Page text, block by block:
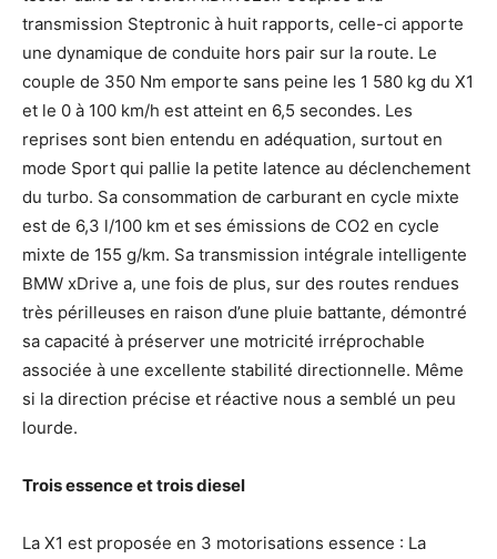
transmission Steptronic à huit rapports, celle-ci apporte
une dynamique de conduite hors pair sur la route. Le
couple de 350 Nm emporte sans peine les 1 580 kg du X1
et le 0 à 100 km/h est atteint en 6,5 secondes. Les
reprises sont bien entendu en adéquation, surtout en
mode Sport qui pallie la petite latence au déclenchement
du turbo. Sa consommation de carburant en cycle mixte
est de 6,3 l/100 km et ses émissions de CO2 en cycle
mixte de 155 g/km. Sa transmission intégrale intelligente
BMW xDrive a, une fois de plus, sur des routes rendues
très périlleuses en raison d’une pluie battante, démontré
sa capacité à préserver une motricité irréprochable
associée à une excellente stabilité directionnelle. Même
si la direction précise et réactive nous a semblé un peu
lourde.
Trois essenceet trois diesel
La X1 est proposée en 3 motorisations essence : La